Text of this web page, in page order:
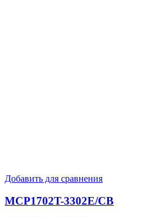
Добавить для сравнения
MCP1702T-3302E/CB